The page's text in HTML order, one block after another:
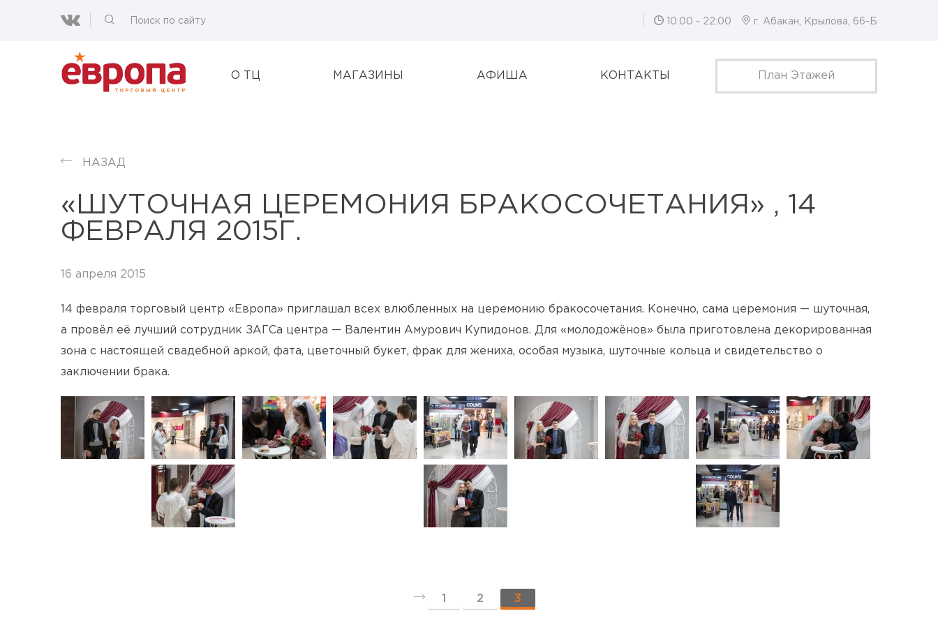
10:00 - 22:00 г. Абакан, Крылова, 66-Б
О ТЦ МАГАЗИНЫ АФИША КОНТАКТЫ План Этажей
НАЗАД
«ШУТОЧНАЯ ЦЕРЕМОНИЯ БРАКОСОЧЕТАНИЯ» , 14
ФЕВРАЛЯ 2015Г.
16 апреля 2015
14 февраля торговый центр «Европа» приглашал всех влюбленных на церемонию бракосочетания. Конечно, сама церемония — шуточная,
а провёл её лучший сотрудник ЗАГСа центра — Валентин Амурович Купидонов. Для «молодожёнов» была приготовлена декорированная
зона с настоящей свадебной аркой, фата, цветочный букет, фрак для жениха, особая музыка, шуточные кольца и свидетельство о
заключении брака.
1 2 3